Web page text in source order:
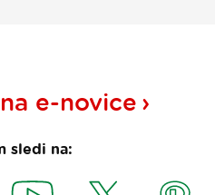
e-novice
sledi na: